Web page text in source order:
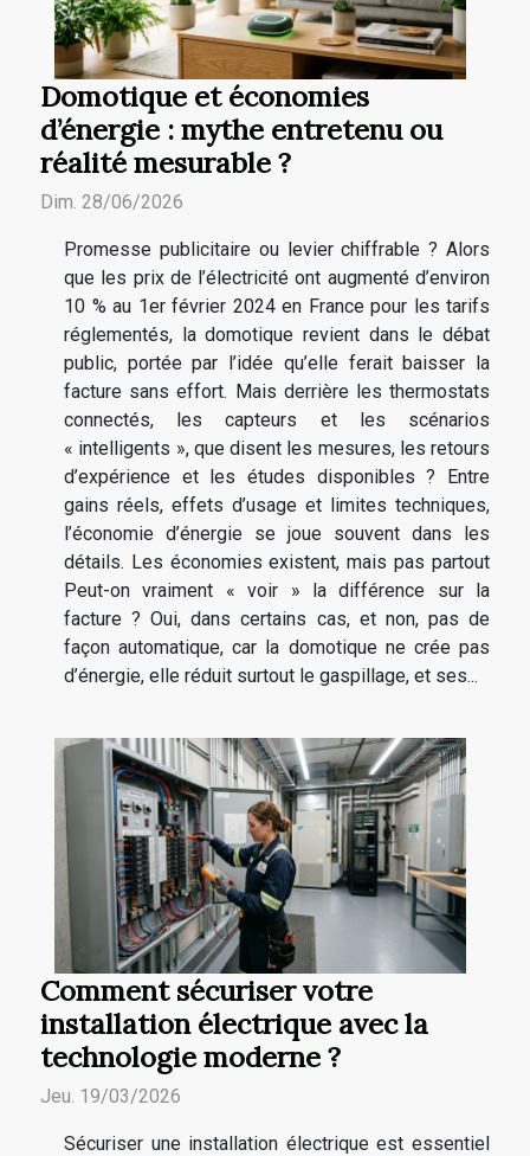
Domotique et économies
d’énergie : mythe entretenu ou
réalité mesurable ?
Dim. 28/06/2026
Promesse publicitaire ou levier chiffrable ? Alors
que les prix de l’électricité ont augmenté d’environ
10 % au 1er février 2024 en France pour les tarifs
réglementés, la domotique revient dans le débat
public, portée par l’idée qu’elle ferait baisser la
facture sans effort. Mais derrière les thermostats
connectés, les capteurs et les scénarios
« intelligents », que disent les mesures, les retours
d’expérience et les études disponibles ? Entre
gains réels, effets d’usage et limites techniques,
l’économie d’énergie se joue souvent dans les
détails. Les économies existent, mais pas partout
Peut-on vraiment « voir » la différence sur la
facture ? Oui, dans certains cas, et non, pas de
façon automatique, car la domotique ne crée pas
d’énergie, elle réduit surtout le gaspillage, et ses...
Comment sécuriser votre
installation électrique avec la
technologie moderne ?
Jeu. 19/03/2026
Sécuriser une installation électrique est essentiel